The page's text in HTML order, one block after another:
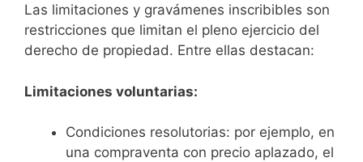
Las limitaciones y gravámenes inscribibles son
restricciones que limitan el pleno ejercicio del
derecho de propiedad. Entre ellas destacan:
Limitaciones voluntarias:
Condiciones resolutorias: por ejemplo, en
una compraventa con precio aplazado, el